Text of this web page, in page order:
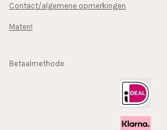
Contact/algemene opmerkingen
Maten!
Betaalmethode